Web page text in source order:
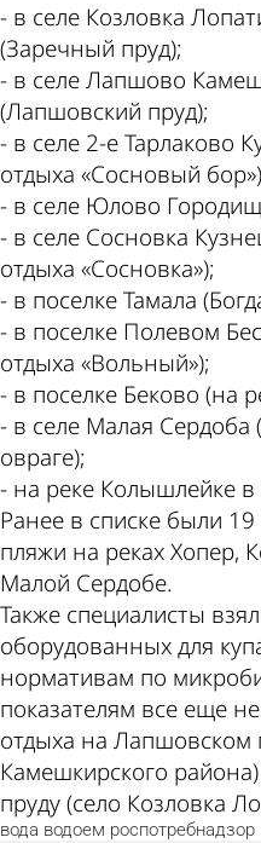
- в селе Козловка
(Заречный пруд);
- в селе Лапшово
(Лапшовский пруд);
- в селе 2-е Тарлаково
отдыха «Сосновый
- в селе Юлово
- в селе Сосновка
отдыха «Сосновка»);
- в поселке Тамала
- в поселке Полевом
отдыха «Вольный»);
- в поселке Беково (на
- в селе Малая
овраге);
- на реке Колышлейке
Ранее в списке были
пляжи на реках Хопер,
Малой Сердобе.
Также специалисты
оборудованных для
нормативам по
показателям все еще
отдыха на Лапшовском
Камешкирского
пруду (село Козловка
вода водоем роспотребнадзор